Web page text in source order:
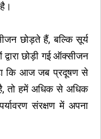
छोड़ते हैं, बल्कि सूर्य
छोड़ी गई ऑक्सीजन
कि आज जब प्रदूषण से
तो हमें अधिक से अधिक
संरक्षण में अपना